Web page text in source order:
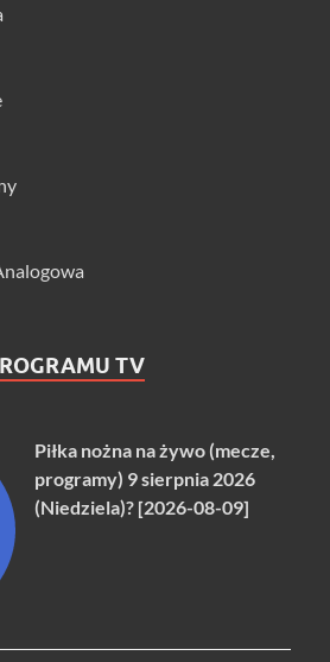
TV
Piłka nożna na żywo (mecze,
programy) 9 sierpnia 2026
(Niedziela)? [2026-08-09]